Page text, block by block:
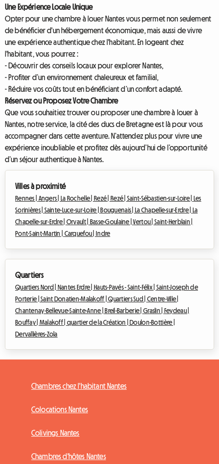
Une Expérience Locale Unique
Opter pour une chambre à louer Nantes vous permet non seulement
de bénéficier d'un hébergement économique, mais aussi de vivre
une expérience authentique chez l'habitant. En logeant chez
l'habitant, vous pourrez :
- Découvrir des conseils locaux pour explorer Nantes,
- Profiter d’un environnement chaleureux et familial,
- Réduire vos coûts tout en bénéficiant d’un confort adapté.
Réservez ou Proposez Votre Chambre
Que vous souhaitiez trouver ou proposer une chambre à louer à
Nantes, notre service, la cité des ducs de Bretagne est là pour vous
accompagner dans cette aventure. N’attendez plus pour vivre une
expérience inoubliable et profitez dès aujourd’hui de l’opportunité
d’un séjour authentique à Nantes.
Villes à proximité
Rennes | Angers | La Rochelle | Rezé | Rezé | Saint-Sébastien-sur-Loire |
Les
Sorinières | Sainte-Luce-sur-Loire | Bouguenais | La Chapelle-sur-Erdre |
La
Chapelle-sur-Erdre | Orvault | Basse-Goulaine |Vertou | Saint-Herblain |
Pont-Saint-Martin | Carquefou | Indre
Quartiers
Quartiers Nord | Nantes Erdre | Hauts-Pavés - Saint-Félix | Saint-Joseph de
Porterie |Saint Donatien-Malakoff |Quartiers Sud | Centre-Ville |
Chantenay-Bellevue-Sainte-Anne |
Breil-Barberie |Graslin |
Feydeau |
Bouffay | Malakoff | quartier de la Création |
Doulon-Bottière |
Dervallières-Zola
Chambres chez l'habitant Nantes
Colocations Nantes
Colivings Nantes
Chambres d'hôtes Nantes